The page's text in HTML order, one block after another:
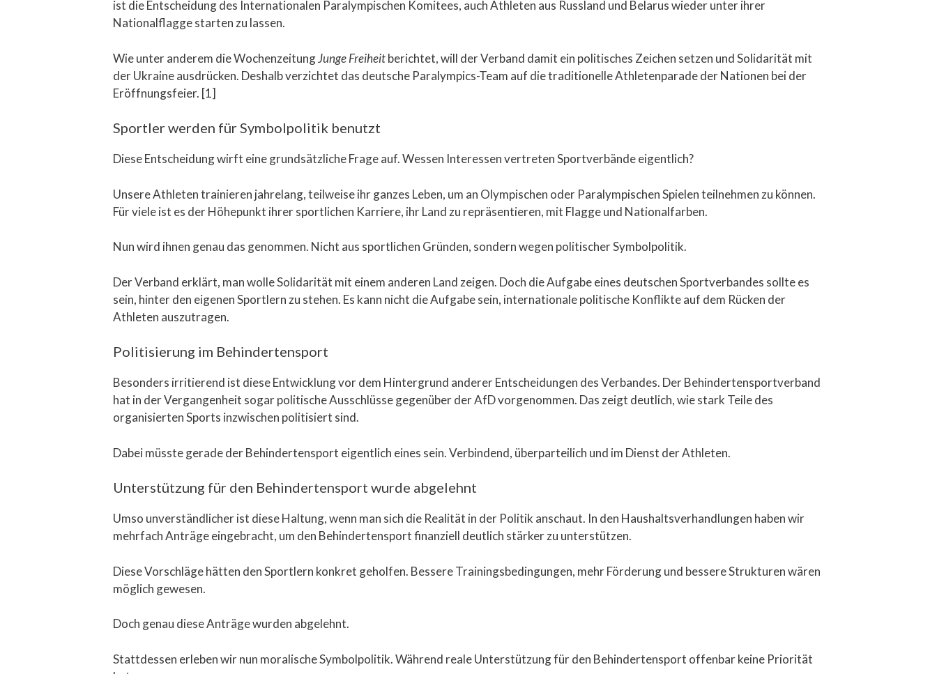
ist die Entscheidung des Internationalen Paralympischen Komitees, auch Athleten aus Russland und Belarus wieder unter ihrer
Nationalflagge starten zu lassen.
Wie unter anderem die WochenzeitungJunge Freiheitberichtet, will der Verband damit ein politisches Zeichen setzen und Solidarität mit
der Ukraine ausdrücken. Deshalb verzichtet das deutsche Paralympics-Team auf die traditionelle Athletenparade der Nationen bei der
Eröffnungsfeier. [1]
Sportler werden für Symbolpolitik benutzt
Diese Entscheidung wirft eine grundsätzliche Frage auf. Wessen Interessen vertreten Sportverbände eigentlich?
Unsere Athleten trainieren jahrelang, teilweise ihr ganzes Leben, um an Olympischen oder Paralympischen Spielen teilnehmen zu können.
Für viele ist es der Höhepunkt ihrer sportlichen Karriere, ihr Land zu repräsentieren, mit Flagge und Nationalfarben.
Nun wird ihnen genau das genommen. Nicht aus sportlichen Gründen, sondern wegen politischer Symbolpolitik.
Der Verband erklärt, man wolle Solidarität mit einem anderen Land zeigen. Doch die Aufgabe eines deutschen Sportverbandes sollte es
sein, hinter den eigenen Sportlern zu stehen. Es kann nicht die Aufgabe sein, internationale politische Konflikte auf dem Rücken der
Athleten auszutragen.
Politisierung im Behindertensport
Besonders irritierend ist diese Entwicklung vor dem Hintergrund anderer Entscheidungen des Verbandes. Der Behindertensportverband
hat in der Vergangenheit sogar politische Ausschlüsse gegenüber der AfD vorgenommen. Das zeigt deutlich, wie stark Teile des
organisierten Sports inzwischen politisiert sind.
Dabei müsste gerade der Behindertensport eigentlich eines sein. Verbindend, überparteilich und im Dienst der Athleten.
Unterstützung für den Behindertensport wurde abgelehnt
Umso unverständlicher ist diese Haltung, wenn man sich die Realität in der Politik anschaut. In den Haushaltsverhandlungen haben wir
mehrfach Anträge eingebracht, um den Behindertensport finanziell deutlich stärker zu unterstützen.
Diese Vorschläge hätten den Sportlern konkret geholfen. Bessere Trainingsbedingungen, mehr Förderung und bessere Strukturen wären
möglich gewesen.
Doch genau diese Anträge wurden abgelehnt.
Stattdessen erleben wir nun moralische Symbolpolitik. Während reale Unterstützung für den Behindertensport offenbar keine Priorität